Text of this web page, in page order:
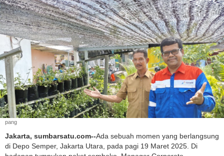
pang
Jakarta, sumbarsatu.com--Ada sebuah momen yang berlangsung
di Depo Semper, Jakarta Utara, pada pagi 19 Maret 2025. Di